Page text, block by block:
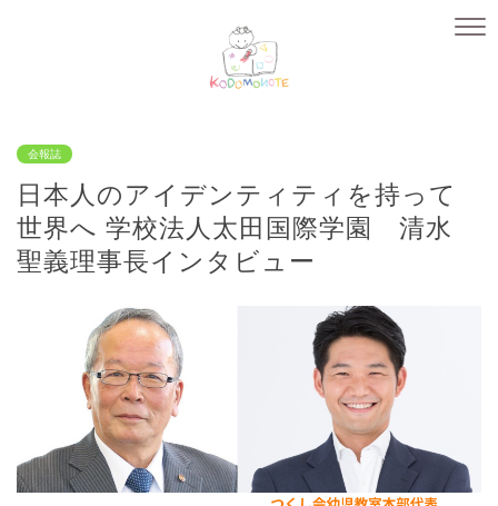
会報誌
日本人のアイデンティティを持って
世界へ 学校法人太田国際学園 清水
聖義理事長インタビュー